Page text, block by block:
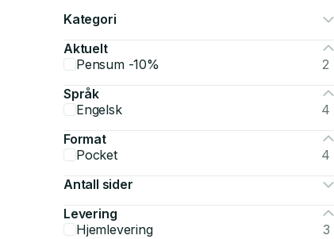
Kategori
Aktuelt
Pensum -10%
2
Språk
Engelsk
4
Format
Pocket
4
Antall sider
Levering
Hjemlevering
3